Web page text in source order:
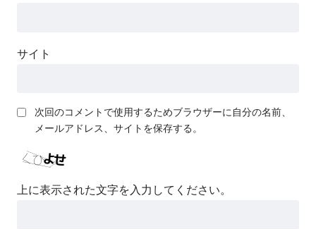
サイト
次回のコメントで使用するためブラウザーに自分の名前、
メールアドレス、サイトを保存する。
上に表示された文字を入力してください。